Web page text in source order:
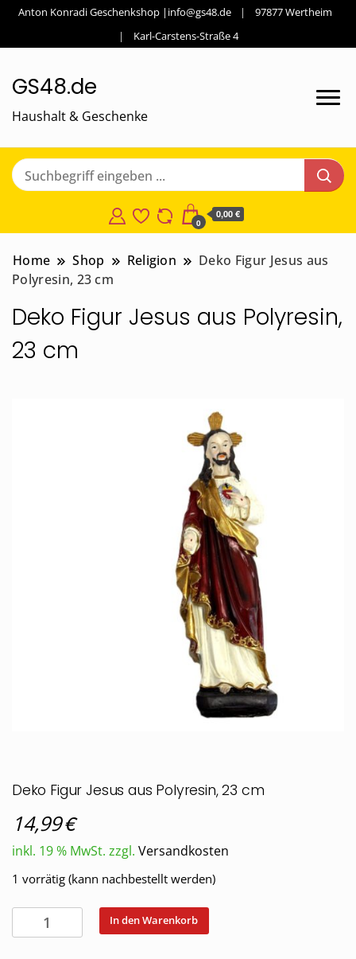
Anton Konradi Geschenkshop |info@gs48.de
97877 Wertheim
Karl-Carstens-Straße 4
GS48.de
Haushalt & Geschenke
0
0,00 €
Home Shop Religion
Deko Figur Jesus aus
Polyresin, 23 cm
Deko Figur Jesus aus Polyresin,
23 cm
Deko Figur Jesus aus Polyresin, 23 cm
14,99€
inkl. 19 % MwSt. zzgl. Versandkosten
1 vorrätig (kann nachbestellt werden)
Figur
In den Warenkorb